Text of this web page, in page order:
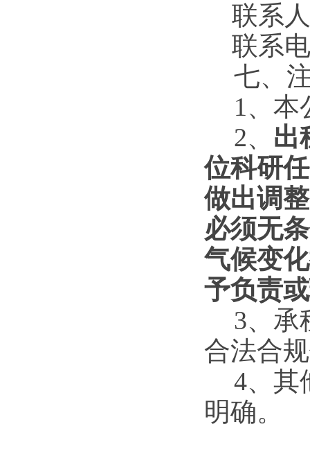
联系
联系
七、
1、 本
2、 出
位科研
做出调
必须无
气候变
予负责
3、 承
合法合
4、其
明确。